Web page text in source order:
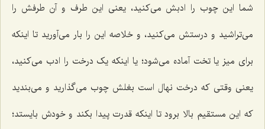
شما این چوب را ادبش می‌کنید، یعنی این طرف و آن طرفش را
می‌تراشید و درستش می‌کنید، و خلاصه این را بار می‌آورید تا اینکه
برای میز یا تخت آماده می‌شود؛ یا اینکه یک درخت را ادب می‌کنید،
یعنی وقتی که درخت نهال است بغلش چوب می‌گذارید و می‌بندید
که این مستقیم بالا برود تا اینکه قدرت پیدا بکند و خودش بایستد؛